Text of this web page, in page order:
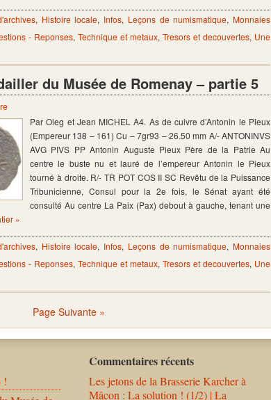
, Histoire locale, Infos, Leçons de numismatique, Monnaies
- Reponses, Technique et metaux, Tresors et decouvertes, Une
du Musée de Romenay – partie 5
Par Oleg et Jean MICHEL A4. As de cuivre d’Antonin le Pieux
(Empereur 138 – 161) Cu – 7gr93 – 26.50 mm A/- ANTONINVS
AVG PIVS PP Antonin Auguste Pieux Père de la Patrie Au
centre le buste nu et lauré de l’empereur Antonin le Pieux
tourné à droite. R/- TR POT COS II SC Revêtu de la Puissance
Tribunicienne, Consul pour la 2e fois, le Sénat ayant été
consulté Au centre La Paix (Pax) debout à gauche, tenant une
»
, Histoire locale, Infos, Leçons de numismatique, Monnaies
- Reponses, Technique et metaux, Tresors et decouvertes, Une
Page Suivante »
!
Commentaires récents
Les jetons de la Brasserie Karcher à
Mâcon : La solution ! (1/2) | La